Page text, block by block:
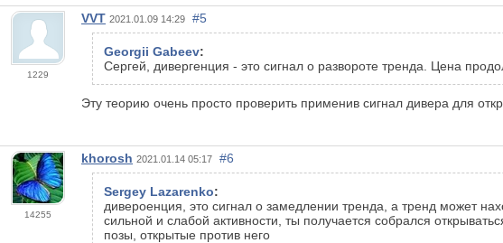
1229
VVT 2021.01.09 14:29 #5
Georgii Gabeev:
Сергей, дивергенция - это сигнал о развороте тренда. Цена
Эту теорию очень просто проверить применив сигнал дивера для
14255
khorosh 2021.01.14 05:17 #6
Sergey Lazarenko:
дивероенция, это сигнал о замедлении тренда, а тренд может
сильной и слабой активности, ты получается собрался
позы, открытые против него